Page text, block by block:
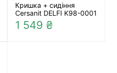
Кришка + сидіння
Cersanit DELFI K98-0001
1 549 ₴